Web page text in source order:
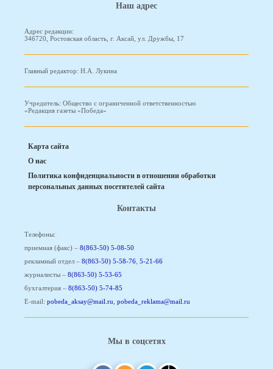
Наш адрес
Адрес редакции:
346720, Ростовская область, г. Аксай, ул. Дружбы, 17
Главный редактор: Н.А. Лукина
Учредитель: Общество с ограниченной ответственностью
«Редакция газеты «Победа»
Карта сайта
О нас
Политика конфиденциальности в отношении обработки
персональных данных посетителей сайта
Контакты
Телефоны:
приемная (факс) – 8(863-50) 5-08-50
рекламный отдел – 8(863-50) 5-58-76 5-21-66
журналисты – 8(863-50) 5-53-65
бухгалтерия – 8(863-50) 5-74-85
E-mail: pobeda_aksay@mail.ru pobeda_reklama@mail.ru
Мы в соцсетях